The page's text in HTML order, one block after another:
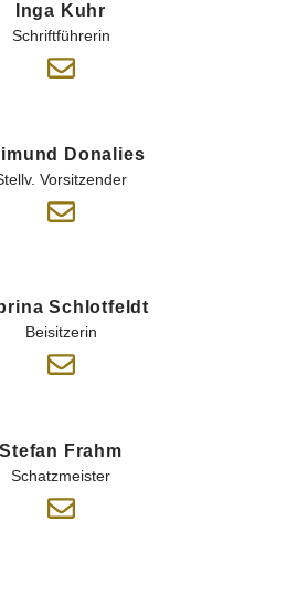
Inga Kuhr
Schriftführerin
Donalies
Vorsitzender
Schlotfeldt
Beisitzerin
Stefan Frahm
Schatzmeister